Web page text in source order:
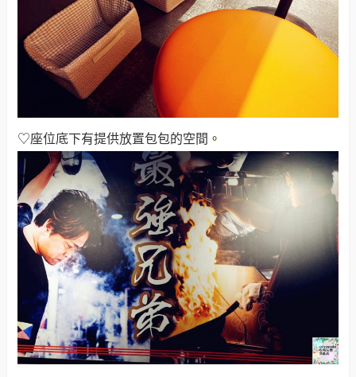
♡座位底下有提供放置包包的空間 。